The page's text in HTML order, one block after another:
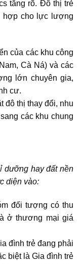
tăng rõ. Đô thị trẻ
hợp cho lực lượng
của các khu công
Cà Ná) và các
lớn chuyên gia,
cư.
đô thị thay đổi, nhu
các khu chung
dưỡng hay đất nền
diện vào:
đối tượng có thu
ở thương mại giá
đình trẻ đang phải
biệt là Gia đình trẻ